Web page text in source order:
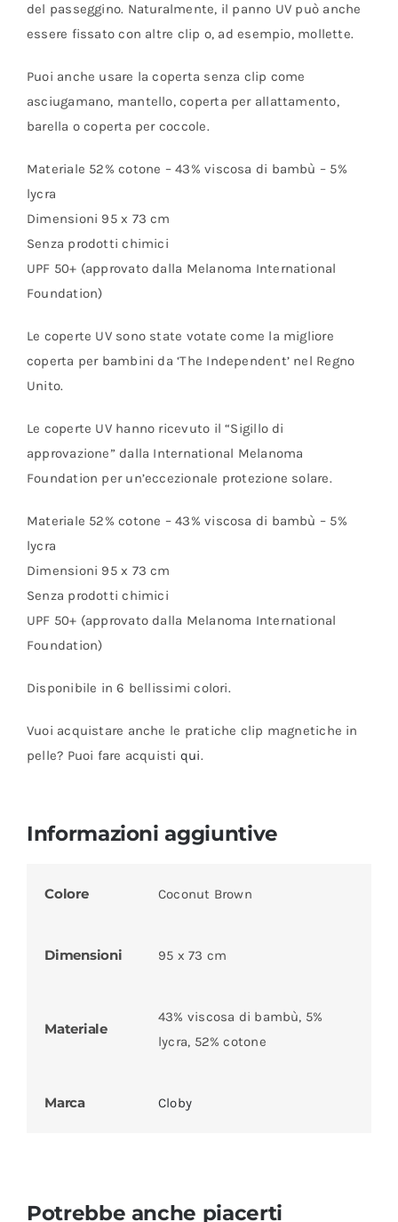
del passeggino. Naturalmente, il panno UV può anche
essere fissato con altre clip o, ad esempio, mollette.
Puoi anche usare la coperta senza clip come
asciugamano, mantello, coperta per allattamento,
barella o coperta per coccole.
Materiale 52% cotone – 43% viscosa di bambù – 5%
lycra
Dimensioni 95 x 73 cm
Senza prodotti chimici
UPF 50+ (approvato dalla Melanoma International
Foundation)
Le coperte UV sono state votate come la migliore
coperta per bambini da ‘The Independent’ nel Regno
Unito.
Le coperte UV hanno ricevuto il “Sigillo di
approvazione” dalla International Melanoma
Foundation per un’eccezionale protezione solare.
Materiale 52% cotone – 43% viscosa di bambù – 5%
lycra
Dimensioni 95 x 73 cm
Senza prodotti chimici
UPF 50+ (approvato dalla Melanoma International
Foundation)
Disponibile in 6 bellissimi colori.
Vuoi acquistare anche le pratiche clip magnetiche in
pelle? Puoi fare acquisti qui.
Informazioni aggiuntive
Colore Coconut Brown
Dimensioni 95 x 73 cm
Materiale
43% viscosa di bambù, 5%
lycra, 52% cotone
Marca Cloby
Potrebbe anche piacerti